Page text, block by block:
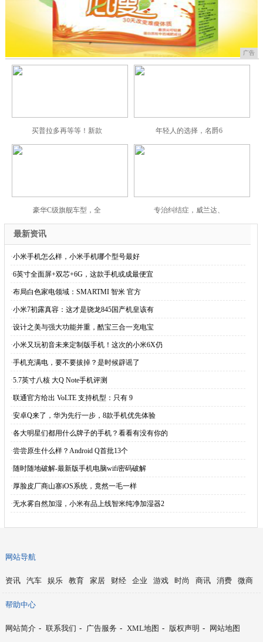
广告
买普拉多再等等！新款 年轻人的选择，名爵6
豪华C级旗舰车型，全 专治纠结症，威兰达、
最新资讯
·小米手机怎么样，小米手机哪个型号最好
·6英寸全面屏+双芯+6G，这款手机或成最便宜
·布局白色家电领域：SMARTMI 智米 官方
·小米7初露真容：这才是骁龙845国产机皇该有
·设计之美与强大功能并重，酷宝三合一充电宝
·小米又玩初音未来定制版手机！这次的小米6X仍
·手机充满电，要不要拔掉？是时候辟谣了
·5.7英寸八核 大Q Note手机评测
·联通官方给出 VoLTE 支持机型：只有 9
·安卓Q来了，华为先行一步，8款手机优先体验
·各大明星们都用什么牌子的手机？看看有没有你的
·尝尝原生什么样？Android Q首批13个
·随时随地破解-最新版手机电脑wifi密码破解
·厚脸皮厂商山寨iOS系统，竟然一毛一样
·无水雾自然加湿，小米有品上线智米纯净加湿器2
网站导航
资讯 汽车 娱乐 教育 家居 财经 企业 游戏 时尚 商讯 消费 微商
帮助中心
网站简介 - 联系我们 - 广告服务 - XML地图 - 版权声明 -
网站地图